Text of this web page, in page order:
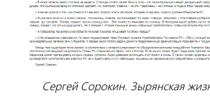
Сергей Сорокин. Зырянская